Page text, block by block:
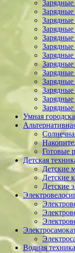
Умная
Готовые
Детская
Детские
Детские
Детские
Водная техника